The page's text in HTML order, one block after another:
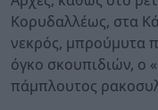
Κορυδαλλέως, στα
νεκρός, μπρούμυτα
όγκο σκουπιδιών, ο
πάμπλουτος